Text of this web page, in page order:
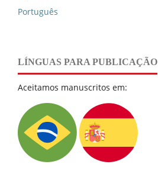
Português
LÍNGUAS PARA PUBLICAÇÃO
Aceitamos manuscritos em: